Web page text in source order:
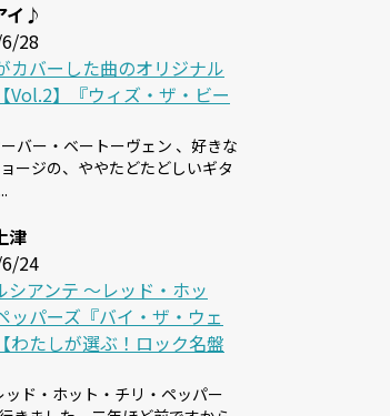
イ♪
28
カバーした曲のオリジナル
Vol.2】『ウィズ・ザ・ビー
バー・ベートーヴェン 、好きな
ージの、ややたどたどしいギタ
津
24
シアンテ 〜レッド・ホッ
ッパーズ『バイ・ザ・ウェ
わたしが選ぶ！ロック名盤
ッド・ホット・チリ・ペッパー